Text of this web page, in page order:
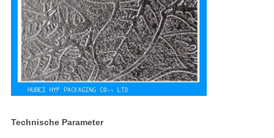
Technische Parameter